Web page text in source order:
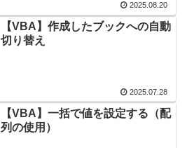
2025.08.20
【VBA】作成したブックへの自動
切り替え
2025.07.28
【VBA】一括で値を設定する（配
列の使用）